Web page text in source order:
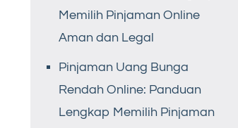
Memilih Pinjaman Online
Aman dan Legal
Pinjaman Uang Bunga
Rendah Online: Panduan
Lengkap Memilih Pinjaman